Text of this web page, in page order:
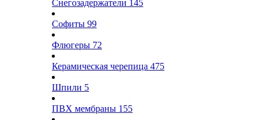
Снегозадержатели 145
Софиты 99
Флюгеры 72
Керамическая черепица 475
Шпили 5
ПВХ мембраны 155